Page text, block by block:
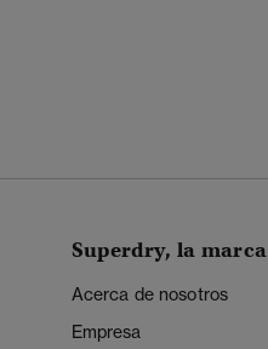
Superdry, la marca
Acerca de nosotros
Empresa